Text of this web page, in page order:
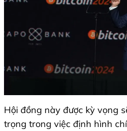
Hội đồng này được kỳ vọng
trọng trong việc định hình